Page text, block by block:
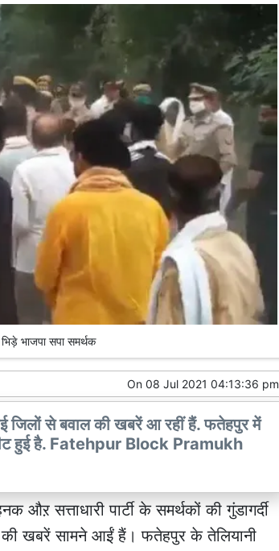
भाजपा सपा समर्थक
On 08 Jul 2021 04:13:36 pm
जिलों से बवाल की खबरें आ रहीं हैं. फतेहपुर में
हुई है. Fatehpur Block Pramukh
औऱ सत्ताधारी पार्टी के समर्थकों की गुंडागर्दी
खबरें सामने आईं हैं। फतेहपुर के तेलियानी